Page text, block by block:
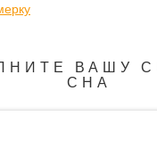
ВАШУ
СНА